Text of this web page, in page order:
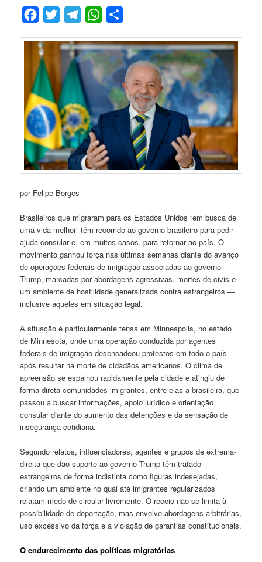
Facebook
Twitter TelegramWhatsApp
por Felipe Borges
Brasileiros que migraram para os Estados Unidos “em busca de
uma vida melhor” têm recorrido ao governo brasileiro para pedir
ajuda consular e, em muitos casos, para retornar ao país. O
movimento ganhou força nas últimas semanas diante do avanço
de operações federais de imigração associadas ao governo
Trump, marcadas por abordagens agressivas, mortes de civis e
um ambiente de hostilidade generalizada contra estrangeiros —
inclusive aqueles em situação legal.
A situação é particularmente tensa em Minneapolis, no estado
de Minnesota, onde uma operação conduzida por agentes
federais de imigração desencadeou protestos em todo o país
após resultar na morte de cidadãos americanos. O clima de
apreensão se espalhou rapidamente pela cidade e atingiu de
forma direta comunidades imigrantes, entre elas a brasileira, que
passou a buscar informações, apoio jurídico e orientação
consular diante do aumento das detenções e da sensação de
insegurança cotidiana.
Segundo relatos, influenciadores, agentes e grupos de extrema-
direita que dão suporte ao governo Trump têm tratado
estrangeiros de forma indistinta como figuras indesejadas,
criando um ambiente no qual até imigrantes regularizados
relatam medo de circular livremente. O receio não se limita à
possibilidade de deportação, mas envolve abordagens arbitrárias,
uso excessivo da força e a violação de garantias constitucionais.
O endurecimento das políticas migratórias